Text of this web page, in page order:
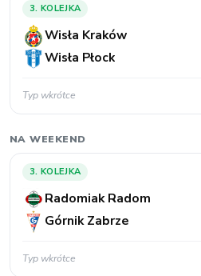
3. KOLEJKA
Wisła Kraków
Wisła Płock
Typ wkrótce
NA WEEKEND
3. KOLEJKA
Radomiak Radom
Górnik Zabrze
Typ wkrótce